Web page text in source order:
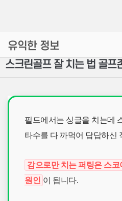
유익한 정보
스크린골프 잘 치는 법 골프
필드에서는 싱글을 치는데
타수를 다 까먹어 답답하신
감으로만 치는 퍼팅은 스
원인 이 됩니다.